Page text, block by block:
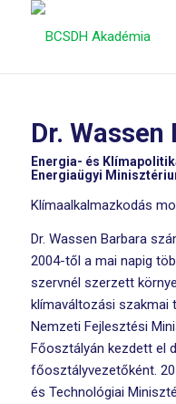
Dr. Wassen
Energia- és
Energiaügyi
Klímaalkalmazkodás
Dr. Wassen Barbara
2004-től a mai napig
szervnél szerzett
klímaváltozási szakmai
Nemzeti Fejlesztési
Főosztályán kezdett el
főosztályvezetőként.
és Technológiai